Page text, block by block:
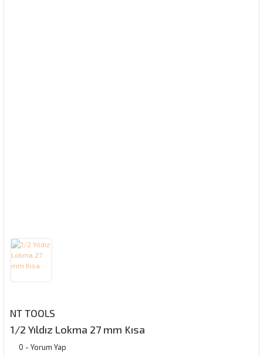
NT TOOLS
1/2 Yıldız Lokma 27 mm Kısa
0 - Yorum Yap